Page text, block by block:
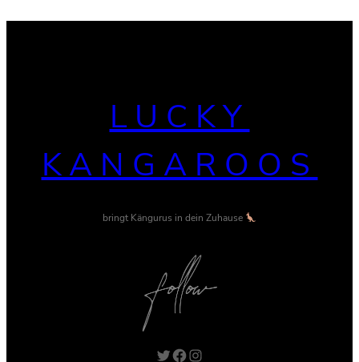
LUCKY
KANGAROOS
bringt Kängurus in dein Zuhause
Twitter Facebook Instagram